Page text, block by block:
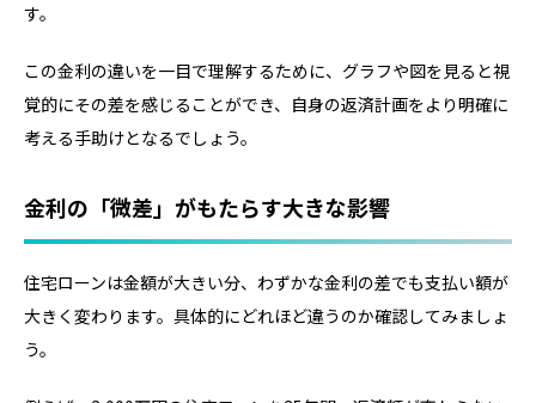
す。
この金利の違いを一目で理解するために、グラフや図を見ると視
覚的にその差を感じることができ、自身の返済計画をより明確に
考える手助けとなるでしょう。
金利の「微差」がもたらす大きな影響
住宅ローンは金額が大きい分、わずかな金利の差でも支払い額が
大きく変わります。具体的にどれほど違うのか確認してみましょ
う。